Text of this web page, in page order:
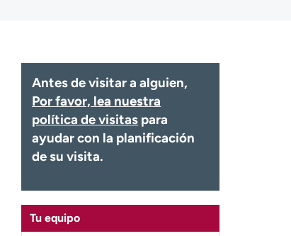
Antes de visitar a alguien,
Por favor, lea nuestra
política de visitas para
ayudar con la planificación
de su visita.
Tu equipo